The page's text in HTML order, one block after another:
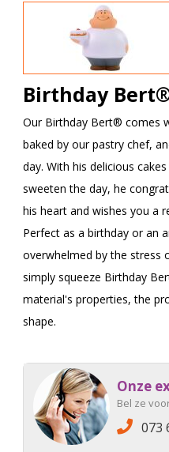
Birthday
Our Birthday Bert® comes
baked by our pastry chef,
day. With his delicious
sweeten the day, he
his heart and wishes you a
Perfect as a birthday or an
overwhelmed by the stress
simply squeeze Birthday
material's properties, the
shape.
Onze
Bel ze
073